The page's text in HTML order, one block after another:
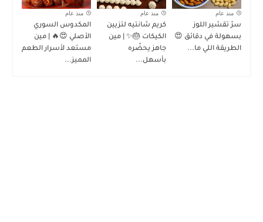
منذ عام
سرّ تقشير اللوز
بسهولة في دقائق 😍
الطريقة اللي ما...
منذ عام
كريم شانتيه لتزيين
الكيكات 🎂✨ | مين
جاهز يحضّره
بأسهل...
منذ عام
المكدوس السوري
الأصلي 😍🔥 | مين
مستعد لأسرار الطعم
المميز...